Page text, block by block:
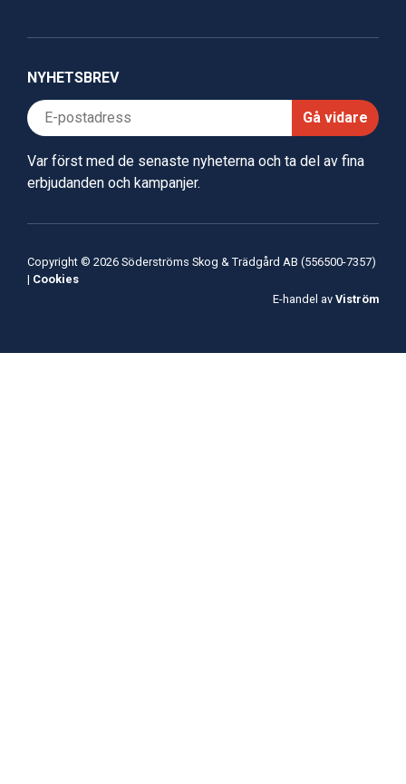
NYHETSBREV
Gå vidare
Var först med de senaste nyheterna och ta del av fina
erbjudanden och kampanjer.
Copyright © 2026 Söderströms Skog & Trädgård AB (556500-7357)
| Cookies
E-handel av Viström